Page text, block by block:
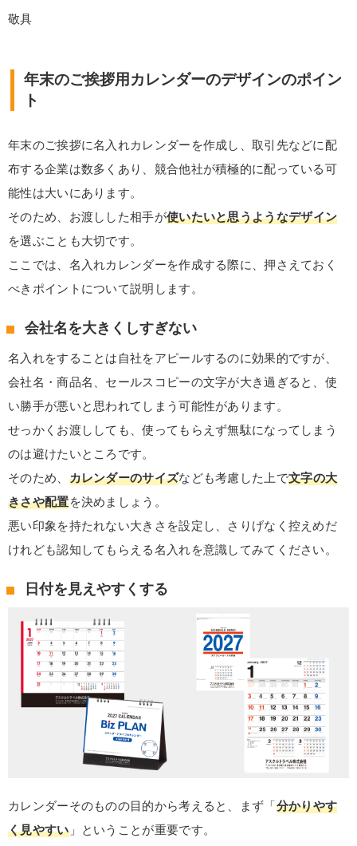
敬具
年末のご挨拶用カレンダーのデザインのポイン
ト
年末のご挨拶に名入れカレンダーを作成し、取引先などに配
布する企業は数多くあり、競合他社が積極的に配っている可
能性は大いにあります。
そのため、お渡しした相手が使いたいと思うようなデザイン
を選ぶことも大切です。
ここでは、名入れカレンダーを作成する際に、押さえておく
べきポイントについて説明します。
会社名を大きくしすぎない
名入れをすることは自社をアピールするのに効果的ですが、
会社名・商品名、セールスコピーの文字が大き過ぎると、使
い勝手が悪いと思われてしまう可能性があります。
せっかくお渡ししても、使ってもらえず無駄になってしまう
のは避けたいところです。
そのため、 カレンダーのサイズなども考慮した上で文字の大
きさや配置を決めましょう。
悪い印象を持たれない大きさを設定し、さりげなく控えめだ
けれども認知してもらえる名入れを意識してみてください。
日付を見えやすくする
カレンダーそのものの目的から考えると、まず「 分かりやす
く見やすい」ということが重要です。